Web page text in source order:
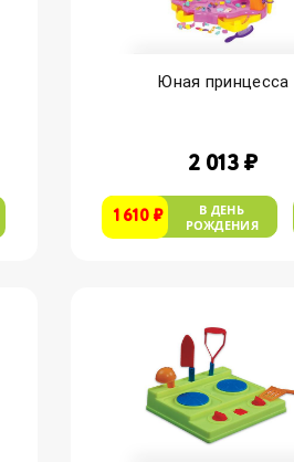
Юная принцесса
2 013 ₽
1 610 ₽
В ДЕНЬ
РОЖДЕНИЯ